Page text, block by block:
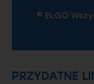
© ELGO
PRZYDATNE